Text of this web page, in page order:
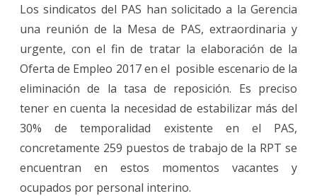
PAS
al
a
una
para
hablar
de
la
Oferta
de
Los sindicatos del PAS han solicitado a la Gerencia
una reunión de la Mesa de PAS, extraordinaria y
urgente, con el fin de tratar la elaboración de la
Oferta de Empleo 2017 en el posible escenario de la
eliminación de la tasa de reposición. Es preciso
tener en cuenta la necesidad de estabilizar más del
30% de temporalidad existente en el PAS,
concretamente 259 puestos de trabajo de la RPT se
encuentran en estos momentos vacantes y
ocupados por personal interino.